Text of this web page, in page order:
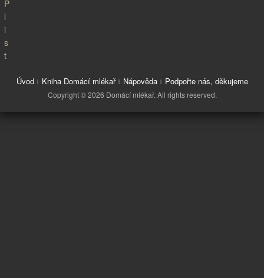
Úvod Kniha Domácí mlékař Nápověda Podpořte nás, děkujeme
Copyright © 2026 Domácí mlékař. All rights reserved.